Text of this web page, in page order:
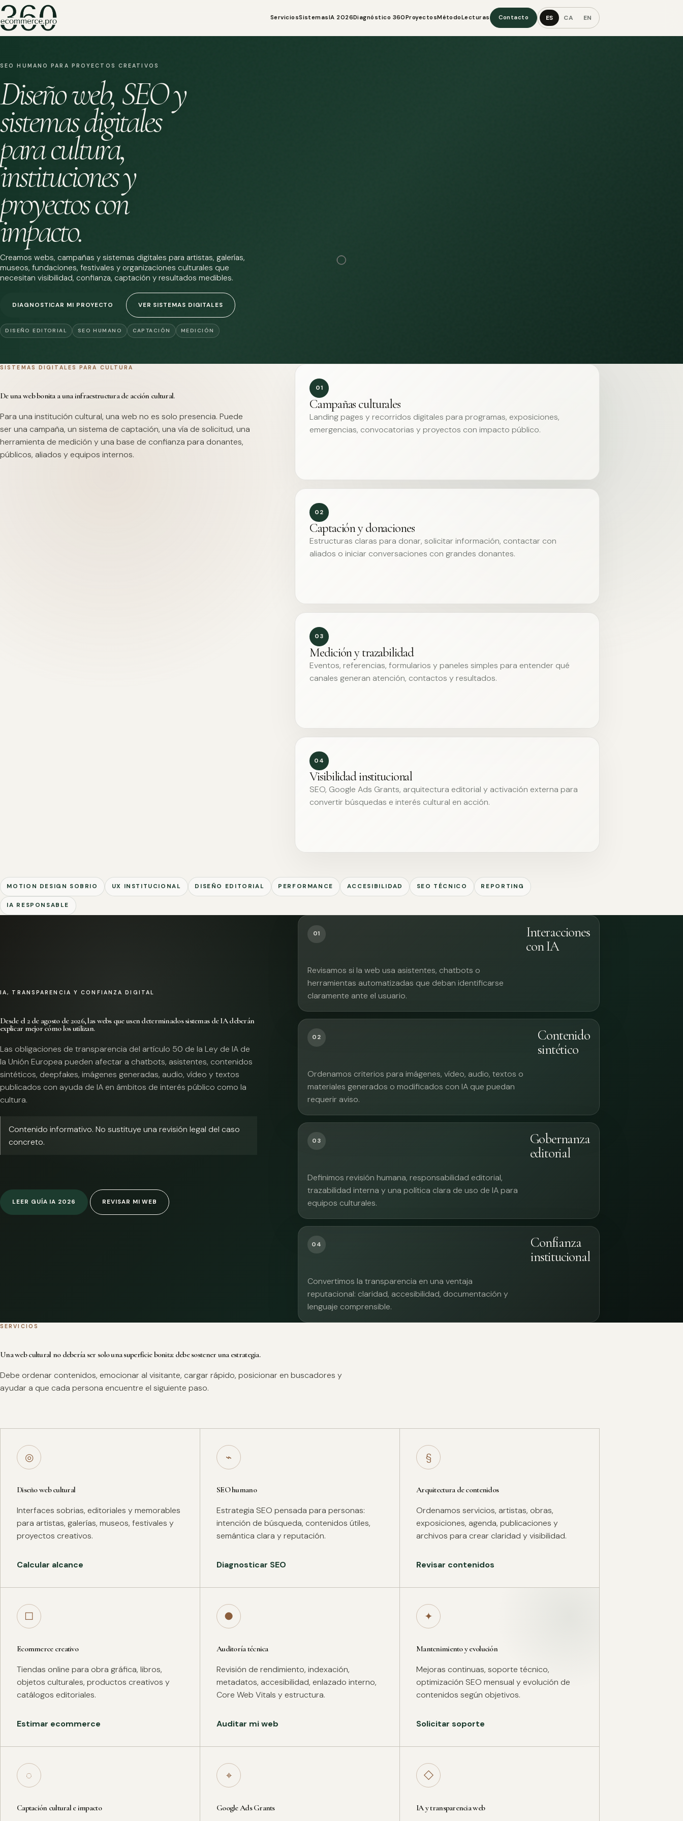
ServiciosSistemasIA 2026Diagnóstico 360ProyectosMétodoLecturas Contacto ES CA EN
SEO HUMANO PARA PROYECTOS CREATIVOS
Diseño web, SEO y
sistemas digitales
para cultura,
instituciones y
proyectos con
impacto.
Creamos webs, campañas y sistemas digitales para artistas, galerías,
museos, fundaciones, festivales y organizaciones culturales que
necesitan visibilidad, confianza, captación y resultados medibles.
DIAGNOSTICAR MI PROYECTO VER SISTEMAS DIGITALES
DISEÑO EDITORIAL SEO HUMANO CAPTACIÓN MEDICIÓN
SISTEMAS DIGITALES PARA CULTURA
De una web bonita a una infraestructura de acción cultural.
Para una institución cultural, una web no es solo presencia. Puede
ser una campaña, un sistema de captación, una vía de solicitud, una
herramienta de medición y una base de confianza para donantes,
públicos, aliados y equipos internos.
01
Campañas culturales
Landing pages y recorridos digitales para programas, exposiciones,
emergencias, convocatorias y proyectos con impacto público.
02
Captación y donaciones
Estructuras claras para donar, solicitar información, contactar con
aliados o iniciar conversaciones con grandes donantes.
03
Medición y trazabilidad
Eventos, referencias, formularios y paneles simples para entender qué
canales generan atención, contactos y resultados.
04
Visibilidad institucional
SEO, Google Ads Grants, arquitectura editorial y activación externa para
convertir búsquedas e interés cultural en acción.
MOTION DESIGN SOBRIO UX INSTITUCIONAL DISEÑO EDITORIAL PERFORMANCE ACCESIBILIDAD SEO TÉCNICO REPORTING
IA RESPONSABLE
IA, TRANSPARENCIA Y CONFIANZA DIGITAL
Desde el 2 de agosto de 2026, las webs que usen determinados sistemas de IA deberán
explicar mejor cómo los utilizan.
Las obligaciones de transparencia del artículo 50 de la Ley de IA de
la Unión Europea pueden afectar a chatbots, asistentes, contenidos
sintéticos, deepfakes, imágenes generadas, audio, vídeo y textos
publicados con ayuda de IA en ámbitos de interés público como la
cultura.
Contenido informativo. No sustituye una revisión legal del caso
concreto.
LEER GUÍA IA 2026 REVISAR MI WEB
01
Interacciones
con IA
Revisamos si la web usa asistentes, chatbots o
herramientas automatizadas que deban identificarse
claramente ante el usuario.
02
Contenido
sintético
Ordenamos criterios para imágenes, vídeo, audio, textos o
materiales generados o modificados con IA que puedan
requerir aviso.
03
Gobernanza
editorial
Definimos revisión humana, responsabilidad editorial,
trazabilidad interna y una política clara de uso de IA para
equipos culturales.
04
Confianza
institucional
Convertimos la transparencia en una ventaja
reputacional: claridad, accesibilidad, documentación y
lenguaje comprensible.
SERVICIOS
Una web cultural no debería ser solo una superficie bonita: debe sostener una estrategia.
Debe ordenar contenidos, emocionar al visitante, cargar rápido, posicionar en buscadores y
ayudar a que cada persona encuentre el siguiente paso.
◎
Diseño web cultural
Interfaces sobrias, editoriales y memorables
para artistas, galerías, museos, festivales y
proyectos creativos.
Calcular alcance
⌁
SEO humano
Estrategia SEO pensada para personas:
intención de búsqueda, contenidos útiles,
semántica clara y reputación.
Diagnosticar SEO
§
Arquitectura de contenidos
Ordenamos servicios, artistas, obras,
exposiciones, agenda, publicaciones y
archivos para crear claridad y visibilidad.
Revisar contenidos
□
Ecommerce creativo
Tiendas online para obra gráfica, libros,
objetos culturales, productos creativos y
catálogos editoriales.
Estimar ecommerce
●
Auditoría técnica
Revisión de rendimiento, indexación,
metadatos, accesibilidad, enlazado interno,
Core Web Vitals y estructura.
Auditar mi web
✦
Mantenimiento y evolución
Mejoras continuas, soporte técnico,
optimización SEO mensual y evolución de
contenidos según objetivos.
Solicitar soporte
◌
Captación cultural e impacto
⌖
Google Ads Grants
◇
IA y transparencia web